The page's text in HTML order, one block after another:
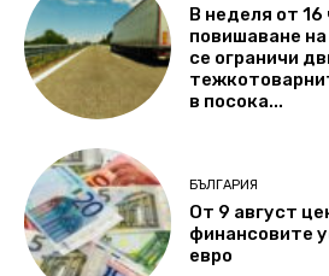
В неделя от 16
повишаване
се ограничи
в посока...
БЪЛГАРИЯ
От 9 август
финансовите
евро